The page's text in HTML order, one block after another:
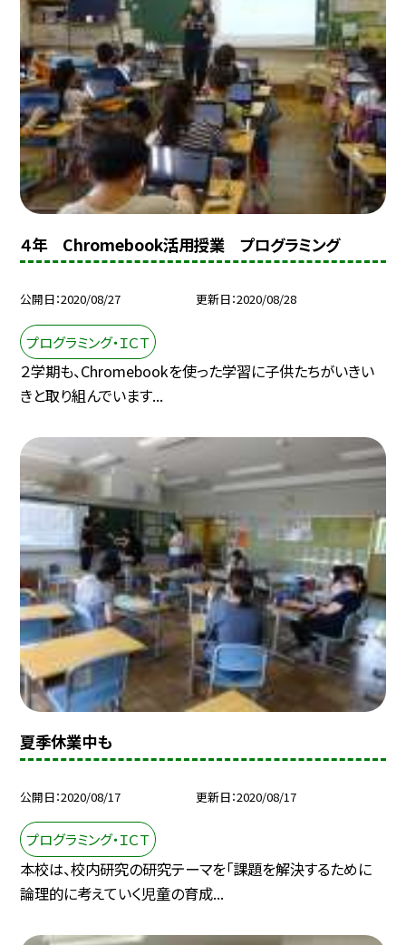
４年 Chromebook活用授業 プログラミング
公開日 2020/08/27 更新日 2020/08/28
プログラミング・ＩＣＴ
２学期も、Chromebookを使った学習に子供たちがいきい
きと取り組んでいます...
夏季休業中も
公開日 2020/08/17 更新日 2020/08/17
プログラミング・ＩＣＴ
本校は、校内研究の研究テーマを「課題を解決するために
論理的に考えていく児童の育成...